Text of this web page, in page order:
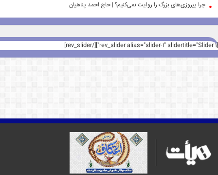
چرا پیروزی‌های بزرگ را روایت نمی‌کنیم؟ | حاج احمد پناهیان
[rev_slider alias="slider-1" slidertitle="Slider 1"][/rev_slider]